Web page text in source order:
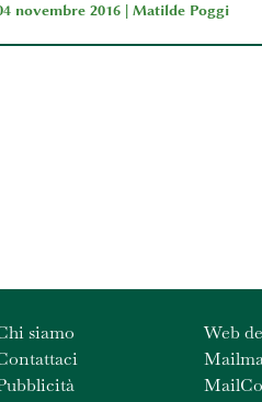
novembre 2016 | Matilde Poggi
siamo
Web